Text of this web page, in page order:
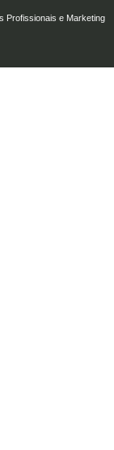
Profissionaise Marketing